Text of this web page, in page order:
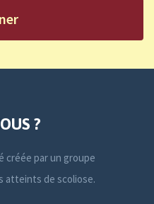
?
créée par un groupe
atteints de scoliose.